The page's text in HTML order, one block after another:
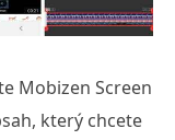
Mobizen Screen
který chcete